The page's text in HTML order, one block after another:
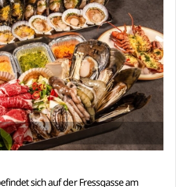
sich auf der Fressgasse am